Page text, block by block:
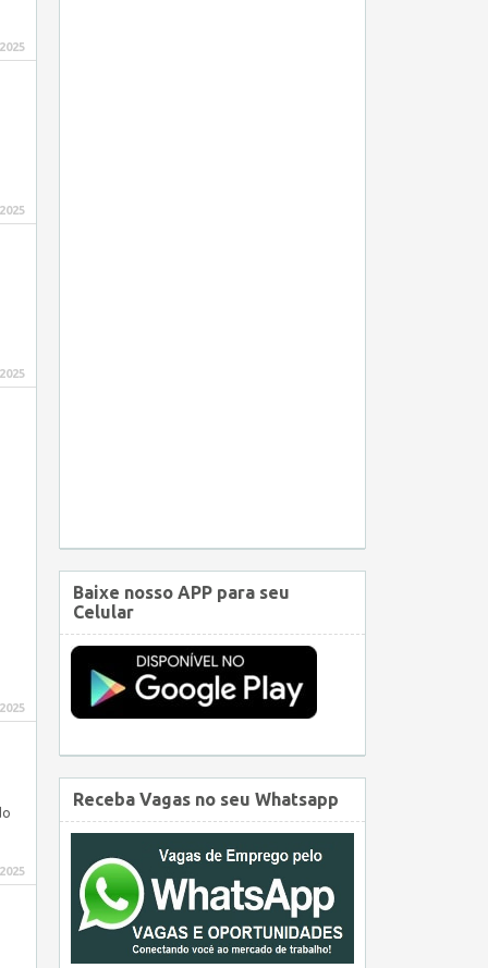
Baixe nosso APP para seu
Celular
Receba Vagas no seu Whatsapp